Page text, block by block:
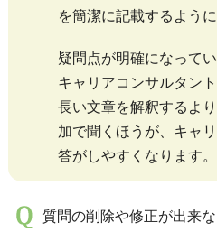
を簡潔に記載するよう
疑問点が明確になって
キャリアコンサルタン
長い文章を解釈するよ
加で聞くほうが、キャ
答がしやすくなります。
質問の削除や修正が出来